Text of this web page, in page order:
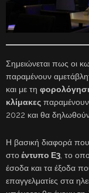
Σημειώνεται πως οι
παραμένουν
και με τη
κλίμακες παραμένουν
2022 και θα δηλωθούν
Η βασική διαφορά που
στοέντυπο Ε3 , το
έσοδα και τα έξοδα
επαγγελματίες στα